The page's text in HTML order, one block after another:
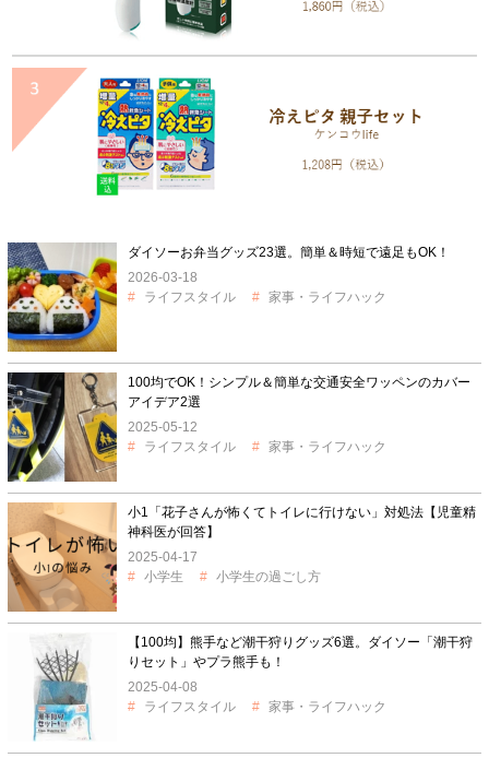
ダイソーお弁当グッズ23選。簡単＆時短で遠足もOK！
2026-03-18
ライフスタイル
家事・ライフハック
100均でOK！シンプル＆簡単な交通安全ワッペンのカバー
アイデア2選
2025-05-12
ライフスタイル
家事・ライフハック
小1「花子さんが怖くてトイレに行けない」対処法【児童精
神科医が回答】
2025-04-17
小学生
小学生の過ごし方
【100均】熊手など潮干狩りグッズ6選。ダイソー「潮干狩
りセット」やプラ熊手も！
2025-04-08
ライフスタイル
家事・ライフハック